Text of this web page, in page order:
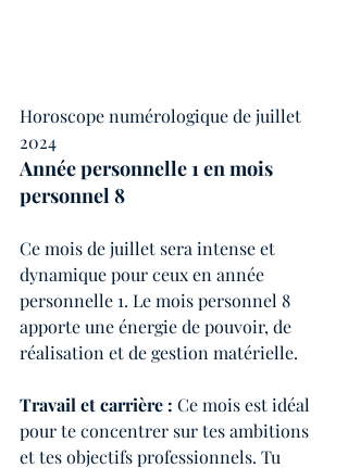
Horoscope numérologique de juillet
2024
Année personnelle 1 en mois
personnel 8
Ce mois de juillet sera intense et
dynamique pour ceux en année
personnelle 1. Le mois personnel 8
apporte une énergie de pouvoir, de
réalisation et de gestion matérielle.
Travail et carrière : Ce mois est idéal
pour te concentrer sur tes ambitions
et tes objectifs professionnels. Tu